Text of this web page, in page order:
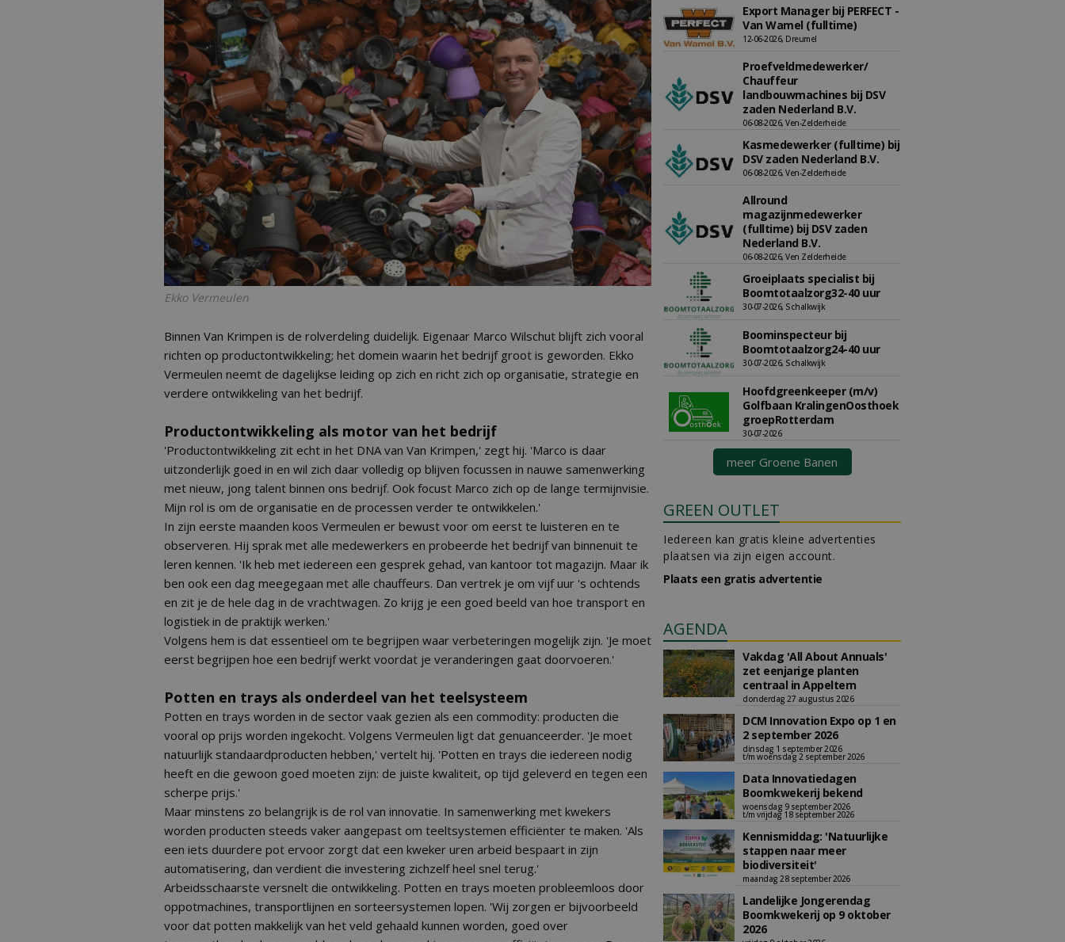
Ekko Vermeulen
Binnen Van Krimpen is de rolverdeling duidelijk. Eigenaar Marco Wilschut blijft zich vooral
richten op productontwikkeling; het domein waarin het bedrijf groot is geworden. Ekko
Vermeulen neemt de dagelijkse leiding op zich en richt zich op organisatie, strategie en
verdere ontwikkeling van het bedrijf.
Productontwikkeling als motor van het bedrijf
'Productontwikkeling zit echt in het DNA van Van Krimpen,' zegt hij. 'Marco is daar
uitzonderlijk goed in en wil zich daar volledig op blijven focussen in nauwe samenwerking
met nieuw, jong talent binnen ons bedrijf. Ook focust Marco zich op de lange termijnvisie.
Mijn rol is om de organisatie en de processen verder te ontwikkelen.'
In zijn eerste maanden koos Vermeulen er bewust voor om eerst te luisteren en te
observeren. Hij sprak met alle medewerkers en probeerde het bedrijf van binnenuit te
leren kennen. 'Ik heb met iedereen een gesprek gehad, van kantoor tot magazijn. Maar ik
ben ook een dag meegegaan met alle chauffeurs. Dan vertrek je om vijf uur 's ochtends
en zit je de hele dag in de vrachtwagen. Zo krijg je een goed beeld van hoe transport en
logistiek in de praktijk werken.'
Volgens hem is dat essentieel om te begrijpen waar verbeteringen mogelijk zijn. 'Je moet
eerst begrijpen hoe een bedrijf werkt voordat je veranderingen gaat doorvoeren.'
Potten en trays als onderdeel van het teelsysteem
Potten en trays worden in de sector vaak gezien als een commodity: producten die
vooral op prijs worden ingekocht. Volgens Vermeulen ligt dat genuanceerder. 'Je moet
natuurlijk standaardproducten hebben,' vertelt hij. 'Potten en trays die iedereen nodig
heeft en die gewoon goed moeten zijn: de juiste kwaliteit, op tijd geleverd en tegen een
scherpe prijs.'
Maar minstens zo belangrijk is de rol van innovatie. In samenwerking met kwekers
worden producten steeds vaker aangepast om teeltsystemen efficiënter te maken. 'Als
een iets duurdere pot ervoor zorgt dat een kweker uren arbeid bespaart in zijn
automatisering, dan verdient die investering zichzelf heel snel terug.'
Arbeidsschaarste versnelt die ontwikkeling. Potten en trays moeten probleemloos door
oppotmachines, transportlijnen en sorteersystemen lopen. 'Wij zorgen er bijvoorbeeld
voor dat potten makkelijk van het veld gehaald kunnen worden, goed over
Export Manager bij PERFECT -
Van Wamel (fulltime)
12-06-2026, Dreumel
Proefveldmedewerker/
Chauffeur
landbouwmachines bij DSV
zaden Nederland B.V.
06-08-2026, Ven-Zelderheide
Kasmedewerker (fulltime) bij
DSV zaden Nederland B.V.
06-08-2026, Ven-Zelderheide
Allround
magazijnmedewerker
(fulltime) bij DSV zaden
Nederland B.V.
06-08-2026, Ven Zelderheide
Groeiplaats specialist bij
Boomtotaalzorg32-40 uur
30-07-2026, Schalkwijk
Boominspecteur bij
Boomtotaalzorg24-40 uur
30-07-2026, Schalkwijk
Hoofdgreenkeeper (m/v)
Golfbaan KralingenOosthoek
groepRotterdam
30-07-2026
meer Groene Banen
GREEN OUTLET
Iedereen kan gratis kleine advertenties
plaatsen via zijn eigen account.
Plaats een gratis advertentie
AGENDA
Vakdag 'All About Annuals'
zet eenjarige planten
centraal in Appeltern
donderdag 27 augustus 2026
DCM Innovation Expo op 1 en
2 september 2026
dinsdag 1 september 2026
t/m woensdag 2 september 2026
Data Innovatiedagen
Boomkwekerij bekend
woensdag 9 september 2026
t/m vrijdag 18 september 2026
Kennismiddag: 'Natuurlijke
stappen naar meer
biodiversiteit'
maandag 28 september 2026
Landelijke Jongerendag
Boomkwekerij op 9 oktober
2026